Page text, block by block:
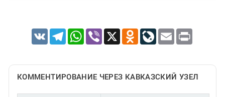
VK TelegramWhatsApp
Viber X Odnoklassniki
LiveJournal
Email Print
КОММЕНТИРОВАНИЕ ЧЕРЕЗ КАВКАЗСКИЙ УЗЕЛ